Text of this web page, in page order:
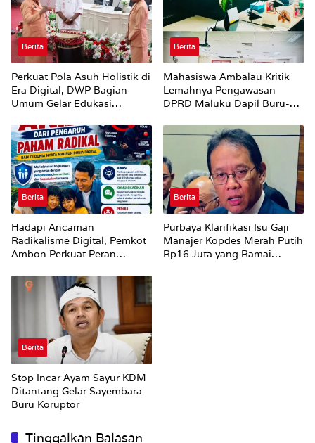
Berita
Perkuat Pola Asuh Holistik di
Era Digital, DWP Bagian
Umum Gelar Edukasi
Berita
Mahasiswa Ambalau Kritik
Lemahnya Pengawasan
DPRD Maluku Dapil Buru-
Perubahan Status Jalan
Berita
Hadapi Ancaman
Radikalisme Digital, Pemkot
Ambon Perkuat Peran
Berita
Purbaya Klarifikasi Isu Gaji
Manajer Kopdes Merah Putih
Rp16 Juta yang Ramai
Berita
Stop Incar Ayam Sayur KDM
Ditantang Gelar Sayembara
Buru Koruptor
Tinggalkan Balasan